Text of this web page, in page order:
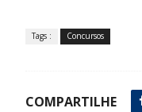
Tags : Concursos
COMPARTILHE